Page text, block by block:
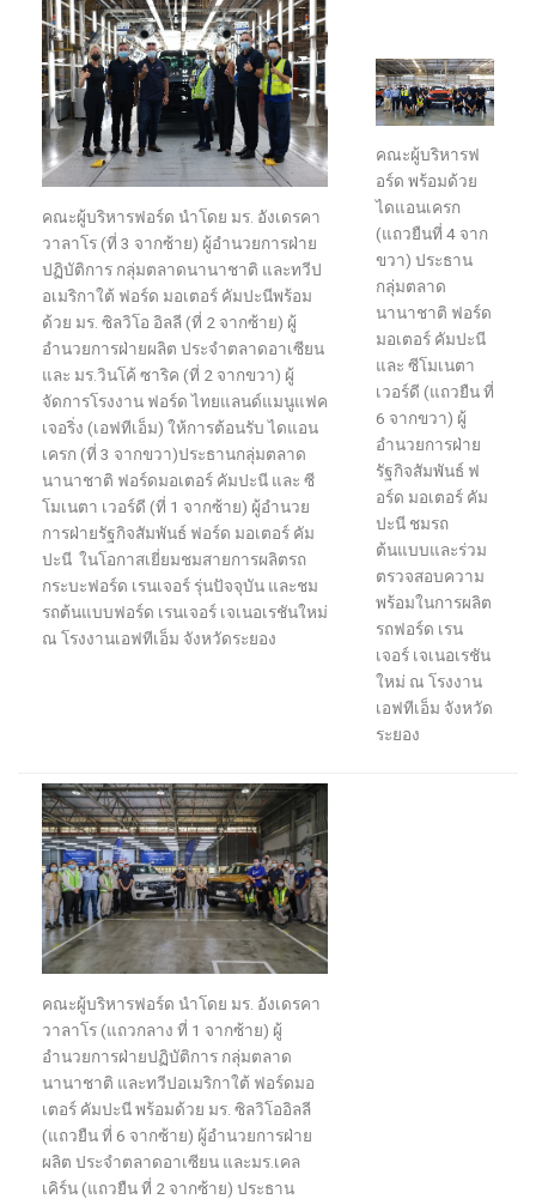
คณะผู้บริหารฟอร์ด นำโดย มร อังเดรคา
วาลาโร(ที่ 3 จากซ้าย) ผู้อำนวยการฝ่าย
ปฏิบัติการ กลุ่มตลาดนานาชาติ และทวีป
อเมริกาใต้ ฟอร์ด มอเตอร์ คัมปะนีพร้อม
ด้วย มร ซิลวิโอ อิลลี(ที่ 2 จากซ้าย) ผู้
อำนวยการฝ่ายผลิต ประจำตลาดอาเซียน
และ มร วินโค้ ซาริค (ที่ 2 จากขวา) ผู้
จัดการโรงงาน ฟอร์ด ไทยแลนด์แมนูแฟค
เจอริ่ง (เอฟทีเอ็ม) ให้การต้อนรับ ไดแอน
เครก (ที่ 3 จากขวา)ประธานกลุ่มตลาด
นานาชาติ ฟอร์ดมอเตอร์ คัมปะนี และ ซี
โมเนตา เวอร์ดี (ที่ 1 จากซ้าย) ผู้อำนวย
การฝ่ายรัฐกิจสัมพันธ์ ฟอร์ด มอเตอร์ คัม
ปะนี ในโอกาสเยี่ยมชมสายการผลิตรถ
กระบะฟอร์ด เรนเจอร์ รุ่นปัจจุบัน และชม
รถต้นแบบฟอร์ด เรนเจอร์ เจเนอเรชันใหม่
ณ โรงงานเอฟทีเอ็ม จังหวัดระยอง
คณะผู้บริหารฟ
อร์ด พร้อมด้วย
ไดแอนเครก
(แถวยืนที่ 4 จาก
ขวา) ประธาน
กลุ่มตลาด
นานาชาติ ฟอร์ด
มอเตอร์ คัมปะนี
และ ซีโมเนตา
เวอร์ดี (แถวยืน ที่
6 จากขวา) ผู้
อำนวยการฝ่าย
รัฐกิจสัมพันธ์ ฟ
อร์ด มอเตอร์ คัม
ปะนี ชมรถ
ต้นแบบและร่วม
ตรวจสอบความ
พร้อมในการผลิต
รถฟอร์ด เรน
เจอร์ เจเนอเรชัน
ใหม่ ณ โรงงาน
เอฟทีเอ็ม จังหวัด
ระยอง
คณะผู้บริหารฟอร์ด นำโดย มร อังเดรคา
วาลาโร(แถวกลาง ที่ 1 จากซ้าย) ผู้
อำนวยการฝ่ายปฏิบัติการ กลุ่มตลาด
นานาชาติ และทวีปอเมริกาใต้ ฟอร์ดมอ
เตอร์ คัมปะนีพร้อมด้วย มร ซิลวิโออิลลี
(แถวยืนที่ 6 จากซ้าย) ผู้อำนวยการฝ่าย
ผลิต ประจำตลาดอาเซียน และมร เคล
เคิร์น(แถวยืนที่ 2 จากซ้าย) ประธาน